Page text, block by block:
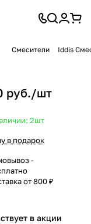
Смесители Iddis
руб./шт
2шт
в подарок
-
от 800 ₽
в акции